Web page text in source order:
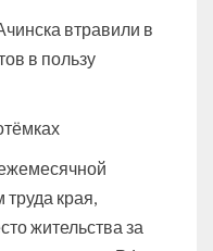
втравили в
в пользу
края,
жительства за